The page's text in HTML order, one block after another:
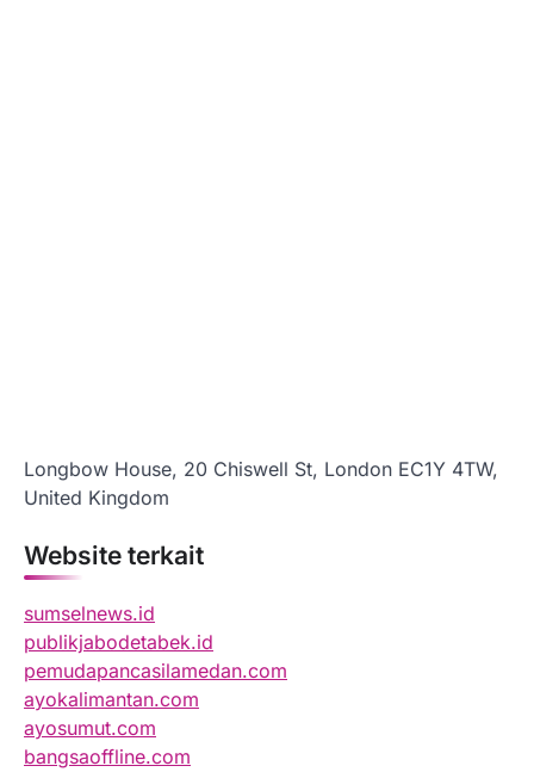
Longbow House, 20 Chiswell St, London EC1Y 4TW,
United Kingdom
Website terkait
sumselnews.id
publikjabodetabek.id
pemudapancasilamedan.com
ayokalimantan.com
ayosumut.com
bangsaoffline.com